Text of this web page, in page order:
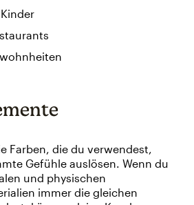
Farben, die du verwendest,
Gefühle auslösen. Wenn du
und physischen
immer die gleichen